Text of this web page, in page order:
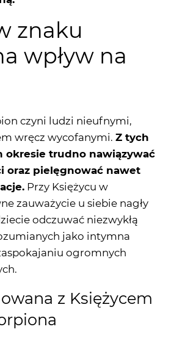
znaku
wpływ na
czyni ludzi nieufnymi,
wręcz wycofanymi. Z tych
okresie trudno nawiązywać
oraz pielęgnować nawet
Przy Księżycu w
zauważycie u siebie nagły
odczuwać niezwykłą
jako intymna
ogromnych
z Księżycem